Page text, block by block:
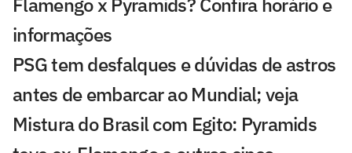
informações
PSG tem desfalques e dúvidas de astros
antes de embarcar ao Mundial; veja
Mistura do Brasil com Egito: Pyramids